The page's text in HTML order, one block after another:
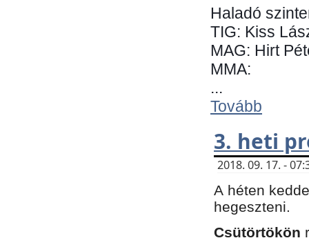
Haladó
TIG: Kiss
MAG: Hirt
MMA:
...
Tovább
3. heti
2018. 09. 17. -
A héten
hegeszteni.
Csütörtökön